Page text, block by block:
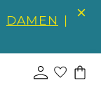
DAMEN |